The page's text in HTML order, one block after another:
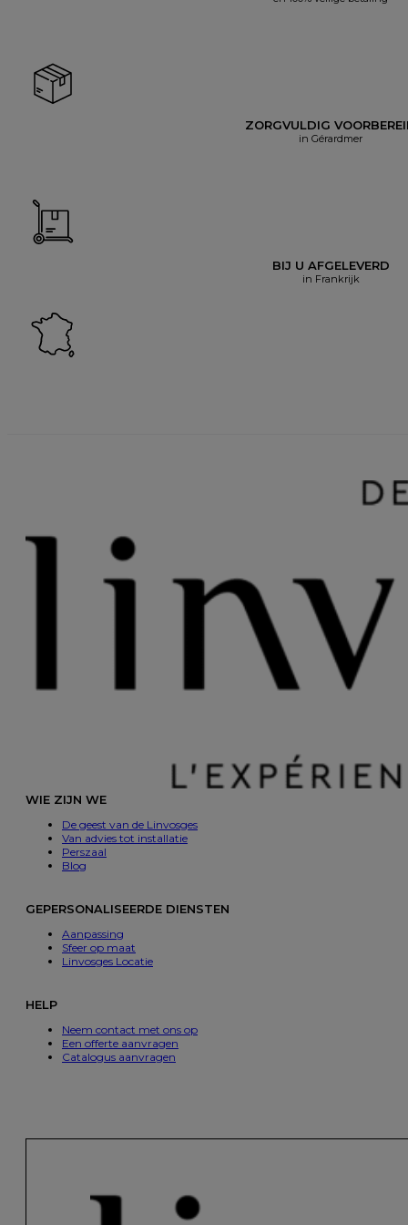
ZORGVULDIG
in Gérardmer
BIJ U AFGELEVERD
in Frankrijk
WIE ZIJN WE
De geest van de Linvosges
Van advies tot installatie
Perszaal
Blog
GEPERSONALISEERDE DIENSTEN
Aanpassing
Sfeer op maat
Linvosges Locatie
HELP
Neem contact met ons op
Een offerte aanvragen
Catalogus aanvragen